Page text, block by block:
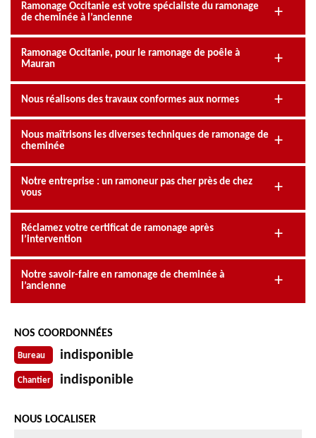
Ramonage Occitanie est votre spécialiste du ramonage
de cheminée à l’ancienne
Ramonage Occitanie, pour le ramonage de poêle à
Mauran
Nous réalisons des travaux conformes aux normes
Nous maîtrisons les diverses techniques de ramonage de
cheminée
Notre entreprise : un ramoneur pas cher près de chez
vous
Réclamez votre certificat de ramonage après
l’intervention
Notre savoir-faire en ramonage de cheminée à
l’ancienne
NOS COORDONNÉES
Bureau indisponible
Chantier indisponible
NOUS LOCALISER